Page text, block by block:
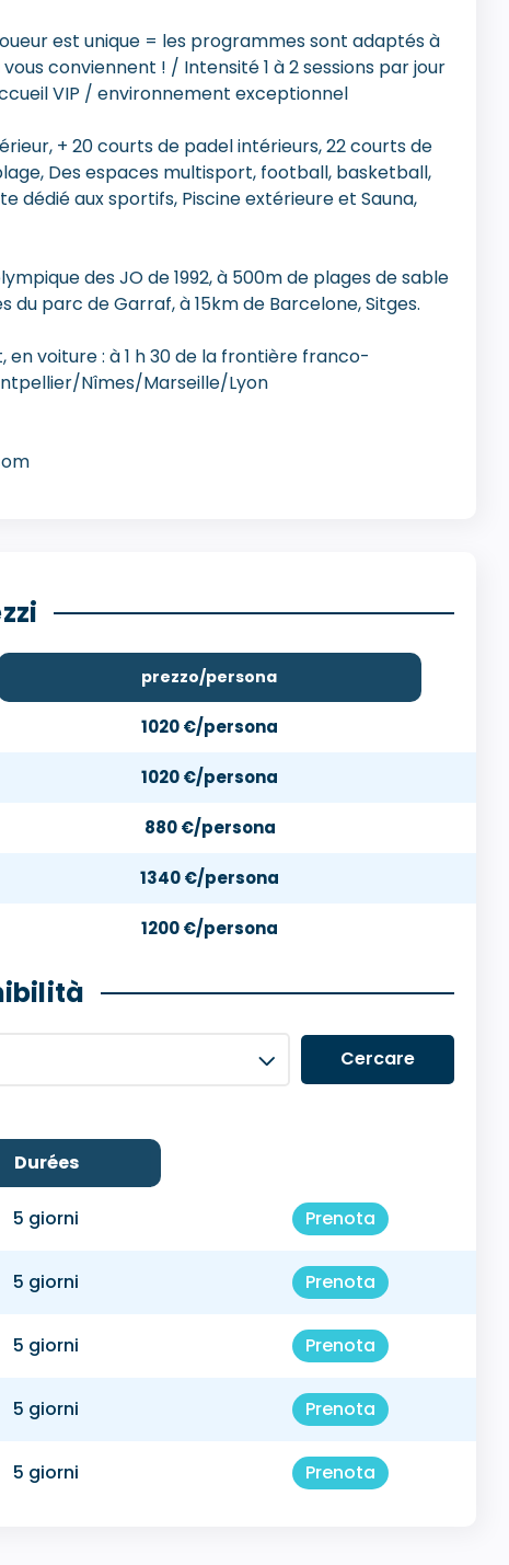
est unique = les programmes sont adaptés à
conviennent ! / Intensité 1 à 2 sessions par jour
VIP / environnement exceptionnel
+ 20 courts de padel intérieurs, 22 courts de
Des espaces multisport, football, basketball,
dédié aux sportifs, Piscine extérieure et Sauna,
des JO de 1992, à 500m de plages de sable
parc de Garraf, à 15km de Barcelone, Sitges.
en voiture : à 1 h 30 de la frontière franco-
Nîmes/Marseille/Lyon
prezzo/persona
1020 €/persona
1020 €/persona
880 €/persona
1340 €/persona
1200 €/persona
Cercare
Durées
5 giorni Prenota
5 giorni Prenota
5 giorni Prenota
5 giorni Prenota
5 giorni Prenota